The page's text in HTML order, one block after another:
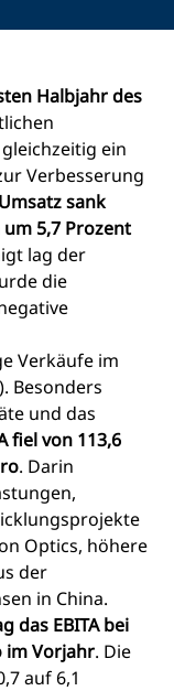
Halbjahr des
ein
Verbesserung
Umsatz sank
5,7 Prozent
lag der
die
Verkäufe im
Besonders
und das
fiel von 113,6
. Darin
Optics, höhere
der
in China.
das EBITA bei
im Vorjahr. Die
auf 6,1